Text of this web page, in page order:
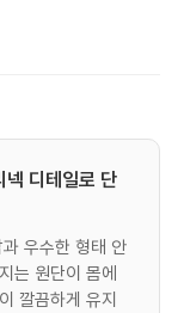
넥 디테일로 단
우수한 형태 안
는 원단이 몸에
깔끔하게 유지